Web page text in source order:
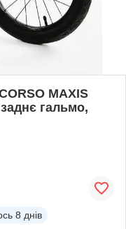
MAXIS
гальмо,
8 днів